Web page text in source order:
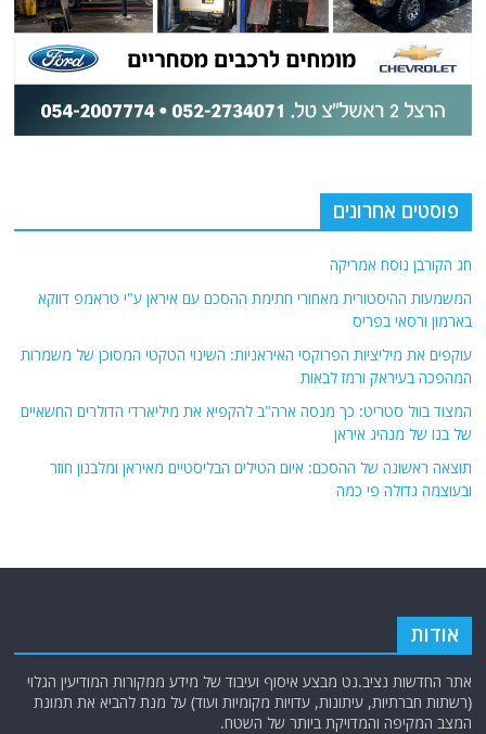
פוסטים אחרונים
חג הקורבן נוסח אמריקה
המשמעות ההיסטורית מאחורי חתימת ההסכם עם איראן ע"י טראמפ דווקא
בארמון ורסאי בפריס
עוקפים את מיליציות הפרוקסי האיראניות: השינוי הטקטי המסוכן של משמרות
המהפכה בעיראק ורמז לבאות
המצוד בוול סטריט: כך מנסה ארה"ב להקפיא את מיליארדי הדולרים החשאיים
של בנו של מנהיג איראן
תוצאה ראשונה של ההסכם: איום הטילים הבליסטיים מאיראן ומלבנון חוזר
ובעוצמה גדולה פי כמה
אודות
אתר החדשות נציב.נט מבצע איסוף ועיבוד של מידע ממקורות המודיעין הגלוי
(רשתות חברתיות, עיתונות, עדויות מקומיות ועוד) על מנת להביא את תמונת
המצב המקיפה והמדויקת ביותר של השטח.